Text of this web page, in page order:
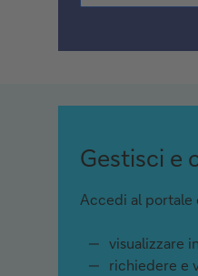
Gestisci e
Accedi al portale
visualizzare
richiedere e